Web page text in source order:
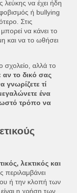
να έχει ήδη
ή bullying
Στις
να κάνει το
και να το ωθήσει
σχολείο, αλλά το
αν το δικό σας
γνωρίζετε τί
ένα
τρόπο να
λεκτικός και
περιλαμβάνει
ή την κλοπή των
η χρήση των